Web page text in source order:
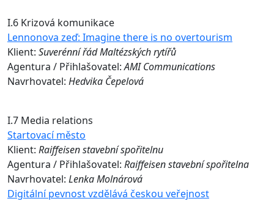
I.6 Krizová komunikace
Lennonova zeď: Imagine there is no overtourism
Klient: Suverénní řád Maltézských rytířů
Agentura / Přihlašovatel:AMI Communications
Navrhovatel: Hedvika Čepelová
I.7 Media relations
Startovací město
Klient: Raiffeisen stavební spořitelnu
Agentura / Přihlašovatel: Raiffeisen stavební spořitelna
Navrhovatel: Lenka Molnárová
Digitální pevnost vzdělává českou veřejnost